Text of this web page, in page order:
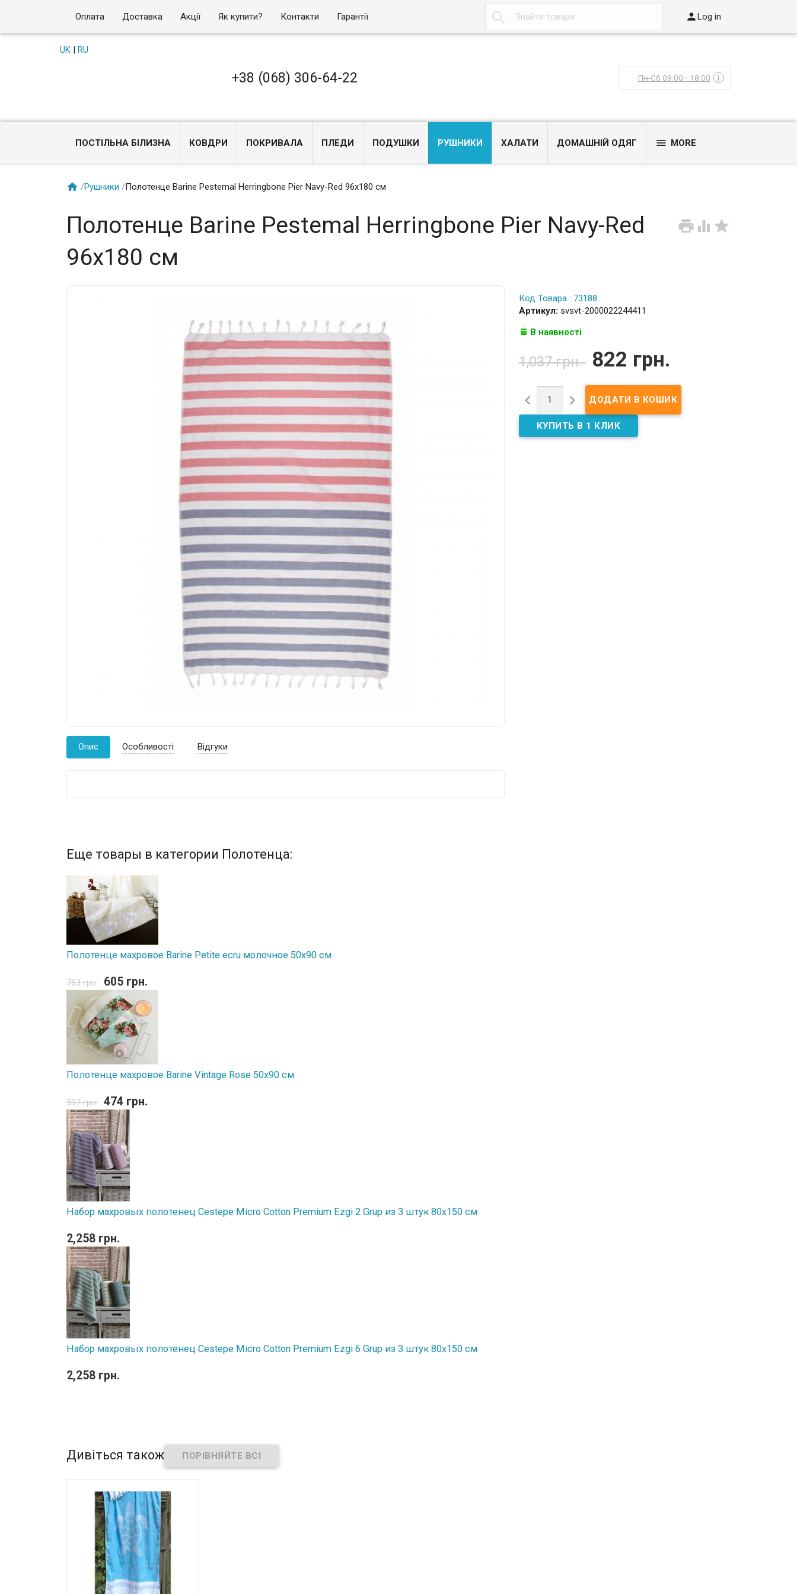
Оплата Доставка Акції Як купити? Контакти Гарантії  Log in
UK| RU
+38 (068) 306-64-22 Пн-Сб 09:00—18:00 i
ПОСТІЛЬНА БІЛИЗНА КОВДРИ ПОКРИВАЛА ПЛЕДИ ПОДУШКИ РУШНИКИ ХАЛАТИ ДОМАШНІЙ ОДЯГ  MORE
 /Рушники /Полотенце Barine Pestemal Herringbone Pier Navy-Red 96x180 см
  
Полотенце Barine Pestemal Herringbone Pier Navy-Red
96x180 см
Код Товара : 73188
Артикул: svsvt-2000022244411
В наявності
1,037 грн. 822 грн.
 
Опис Особливості Відгуки
Еще товары в категории Полотенца:
Полотенце махровое Barine Petite ecru молочное 50х90 см
763 грн. 605 грн.
Полотенце махровое Barine Vintage Rose 50х90 см
597 грн. 474 грн.
Набор махровых полотенец Cestepe Micro Cotton Premium Ezgi 2 Grup из 3 штук 80х150 см
2,258 грн.
Набор махровых полотенец Cestepe Micro Cotton Premium Ezgi 6 Grup из 3 штук 80х150 см
2,258 грн.
Дивіться також